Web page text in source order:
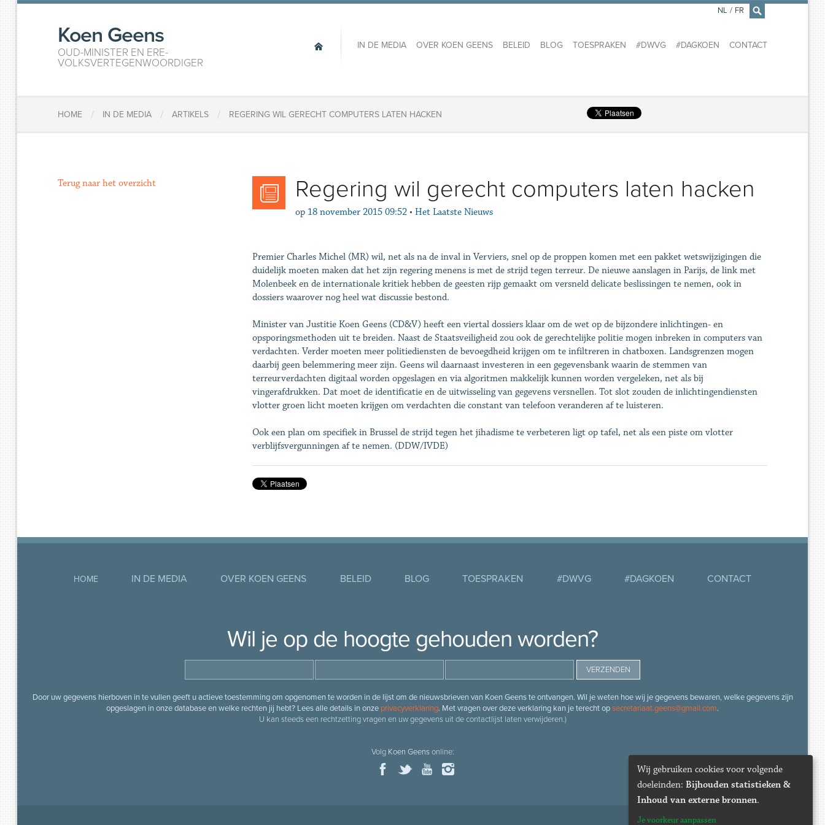
×
Koen Geens
OUD-MINISTER EN ERE-
VOLKSVERTEGENWOORDIGER
IN DE MEDIA OVER KOEN GEENS BELEID BLOG TOESPRAKEN #DWVG #DAGKOEN CONTACT
NL / FR
HOME / IN DE MEDIA / ARTIKELS / ​​REGERING WIL GERECHT COMPUTERS LATEN HACKEN
​​Regering wil gerecht computers laten hacken
op 18 november 2015 09:52 • Het Laatste Nieuws
Premier Charles Michel (MR) wil, net als na de inval in Verviers, snel op de proppen komen met een pakket wetswijzigingen die
duidelijk moeten maken dat het zijn regering menens is met de strijd tegen terreur. De nieuwe aanslagen in Parijs, de link met
Molenbeek en de internationale kritiek hebben de geesten rijp gemaakt om versneld delicate beslissingen te nemen, ook in
dossiers waarover nog heel wat discussie bestond.
Minister van Justitie Koen Geens (CD&V) heeft een viertal dossiers klaar om de wet op de bijzondere inlichtingen- en
opsporingsmethoden uit te breiden. Naast de Staatsveiligheid zou ook de gerechtelijke politie mogen inbreken in computers van
verdachten. Verder moeten meer politiediensten de bevoegdheid krijgen om te infiltreren in chatboxen. Landsgrenzen mogen
daarbij geen belemmering meer zijn. Geens wil daarnaast investeren in een gegevensbank waarin de stemmen van
terreurverdachten digitaal worden opgeslagen en via algoritmen makkelijk kunnen worden vergeleken, net als bij
vingerafdrukken. Dat moet de identificatie en de uitwisseling van gegevens versnellen. Tot slot zouden de inlichtingendiensten
vlotter groen licht moeten krijgen om verdachten die constant van telefoon veranderen af te luisteren.
Ook een plan om specifiek in Brussel de strijd tegen het jihadisme te verbeteren ligt op tafel, net als een piste om vlotter
verblijfsvergunningen af te nemen. (DDW/IVDE)
Terug naar het overzicht
HOME IN DE MEDIA OVER KOEN GEENS BELEID BLOG TOESPRAKEN #DWVG #DAGKOEN CONTACT
Wil je op de hoogte gehouden worden?
Door uw gegevens hierboven in te vullen geeft u actieve toestemming om opgenomen te worden in de lijst om de nieuwsbrieven van Koen Geens te ontvangen. Wil je weten hoe wij je gegevens bewaren, welke gegevens zijn
opgeslagen in onze database en welke rechten jij hebt? Lees alle details in onze privacyverklaring. Met vragen over deze verklaring kan je terecht opsecretariaat.geens@gmail.com.
U kan steeds een rechtzetting vragen en uw gegevens uit de contactlijst laten verwijderen.)
Volg Koen Geensonline:
Wij gebruiken cookies voor volgende
doeleinden: Bijhouden statistieken &
Inhoud van externe bronnen.
Je voorkeur aanpassen